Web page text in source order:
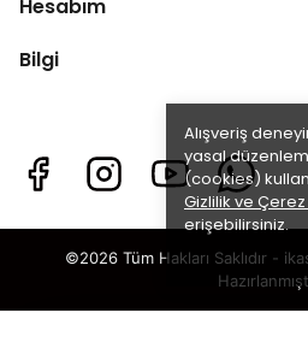
Alışveriş
yasal
(cookies)
Gizlilik ve Çerez
erişebilirsiniz.
Hesabım
Bilgi
©2026 Tüm Hakları Saklıdır -